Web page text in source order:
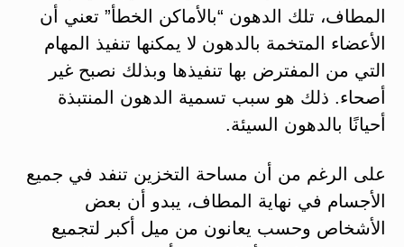
المطاف، تلك الدهون “بالأماكن الخطأ” تعني أن
الأعضاء المتخمة بالدهون لا يمكنها تنفيذ المهام
التي من المفترض بها تنفيذها وبذلك نصبح غير
أصحاء. ذلك هو سبب تسمية الدهون المنتبذة
أحيانًا بالدهون السيئة.
على الرغم من أن مساحة التخزين تنفد في جميع
الأجسام في نهاية المطاف، يبدو أن بعض
الأشخاص وحسب يعانون من ميل أكبر لتجميع